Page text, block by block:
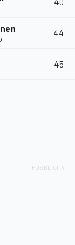
44
45